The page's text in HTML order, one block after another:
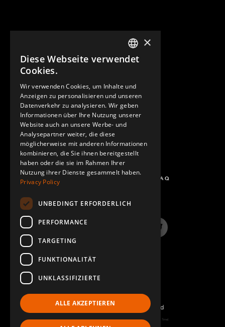
KONTAKT
FRAGEN UND ANTWORTEN - FAQ
InstagramTwitter
©2022 FlexQube – All rights reserved
Page generated: Sun Aug 09 2026 04:31:07 GMT+0000 (Coordinated Universal Time)
ENGLISH
×
Diese Webseite verwendet
Cookies.
Wir verwenden Cookies, um Inhalte und
Anzeigen zu personalisieren und unseren
Datenverkehr zu analysieren. Wir geben
Informationen über Ihre Nutzung unserer
Website auch an unsere Werbe- und
Analysepartner weiter, die diese
möglicherweise mit anderen Informationen
kombinieren, die Sie ihnen bereitgestellt
haben oder die sie im Rahmen Ihrer
Nutzung ihrer Dienste gesammelt haben.
Privacy Policy
UNBEDINGT ERFORDERLICH
PERFORMANCE
TARGETING
FUNKTIONALITÄT
UNKLASSIFIZIERTE
ALLE AKZEPTIEREN